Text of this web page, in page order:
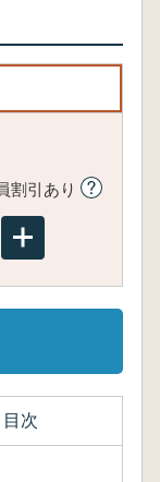
割引あり
目次